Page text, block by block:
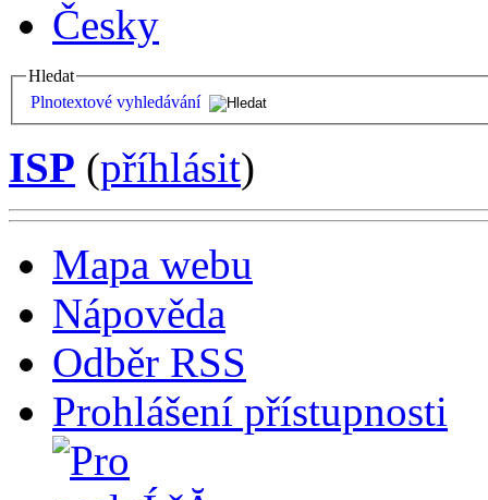
Česky
Hledat
Plnotextové vyhledávání
ISP (příhlásit)
Mapa webu
Nápověda
Odběr RSS
Prohlášení přístupnosti